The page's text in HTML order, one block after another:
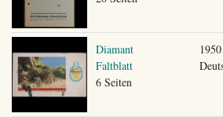
Diamant
Faltblatt
6 Seiten
1950